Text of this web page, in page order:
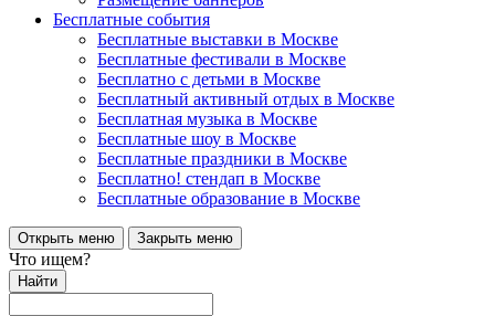
Бесплатные события
Бесплатные выставки в Москве
Бесплатные фестивали в Москве
Бесплатно с детьми в Москве
Бесплатный активный отдых в Москве
Бесплатная музыка в Москве
Бесплатные шоу в Москве
Бесплатные праздники в Москве
Бесплатно! стендап в Москве
Бесплатные образование в Москве
Открыть меню Закрыть меню
Что ищем?
Найти